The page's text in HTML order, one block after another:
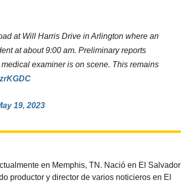
at Will Harris Drive in Arlington where an
at about 9:00 am. Preliminary reports
examiner is on scene. This remains
19, 2023
en Memphis, TN. Nació en El Salvador
productor y director de varios noticieros en El